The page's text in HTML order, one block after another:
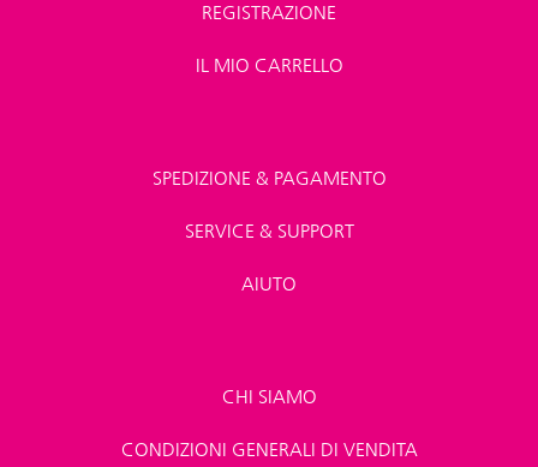
REGISTRAZIONE
IL MIO CARRELLO
SPEDIZIONE & PAGAMENTO
SERVICE & SUPPORT
AIUTO
CHI SIAMO
CONDIZIONI GENERALI DI VENDITA